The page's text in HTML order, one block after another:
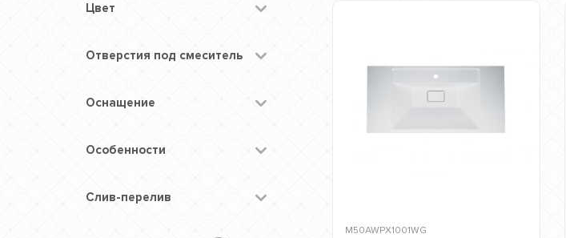
Цвет
Отверстия под смеситель
Оснащение
Особенности
Слив-перелив
M50AWPX1001WG